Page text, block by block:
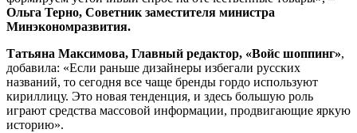
Ольга Терно, Советник заместителя министра
Минэкономразвития.
Татьяна Максимова, Главный редактор, «Войс шоппинг»,
добавила: «Если раньше дизайнеры избегали русских
названий, то сегодня все чаще бренды гордо используют
кириллицу. Это новая тенденция, и здесь большую роль
играют средства массовой информации, продвигающие яркую
историю».